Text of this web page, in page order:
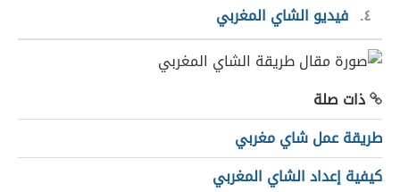
٤ فيديو الشاي المغربي
ذات صلة
طريقة عمل شاي مغربي
كيفية إعداد الشاي المغربي